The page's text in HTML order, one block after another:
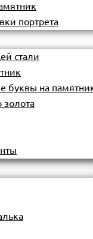
портрета
стали
буквы на
золота